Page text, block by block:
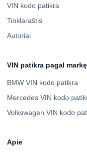
VIN kodo patikra
Tinklaraštis
Autoriai
VIN patikra pagal markę
BMW VIN kodo patikra
Mercedes VIN kodo
Volkswagen VIN kodo
Apie